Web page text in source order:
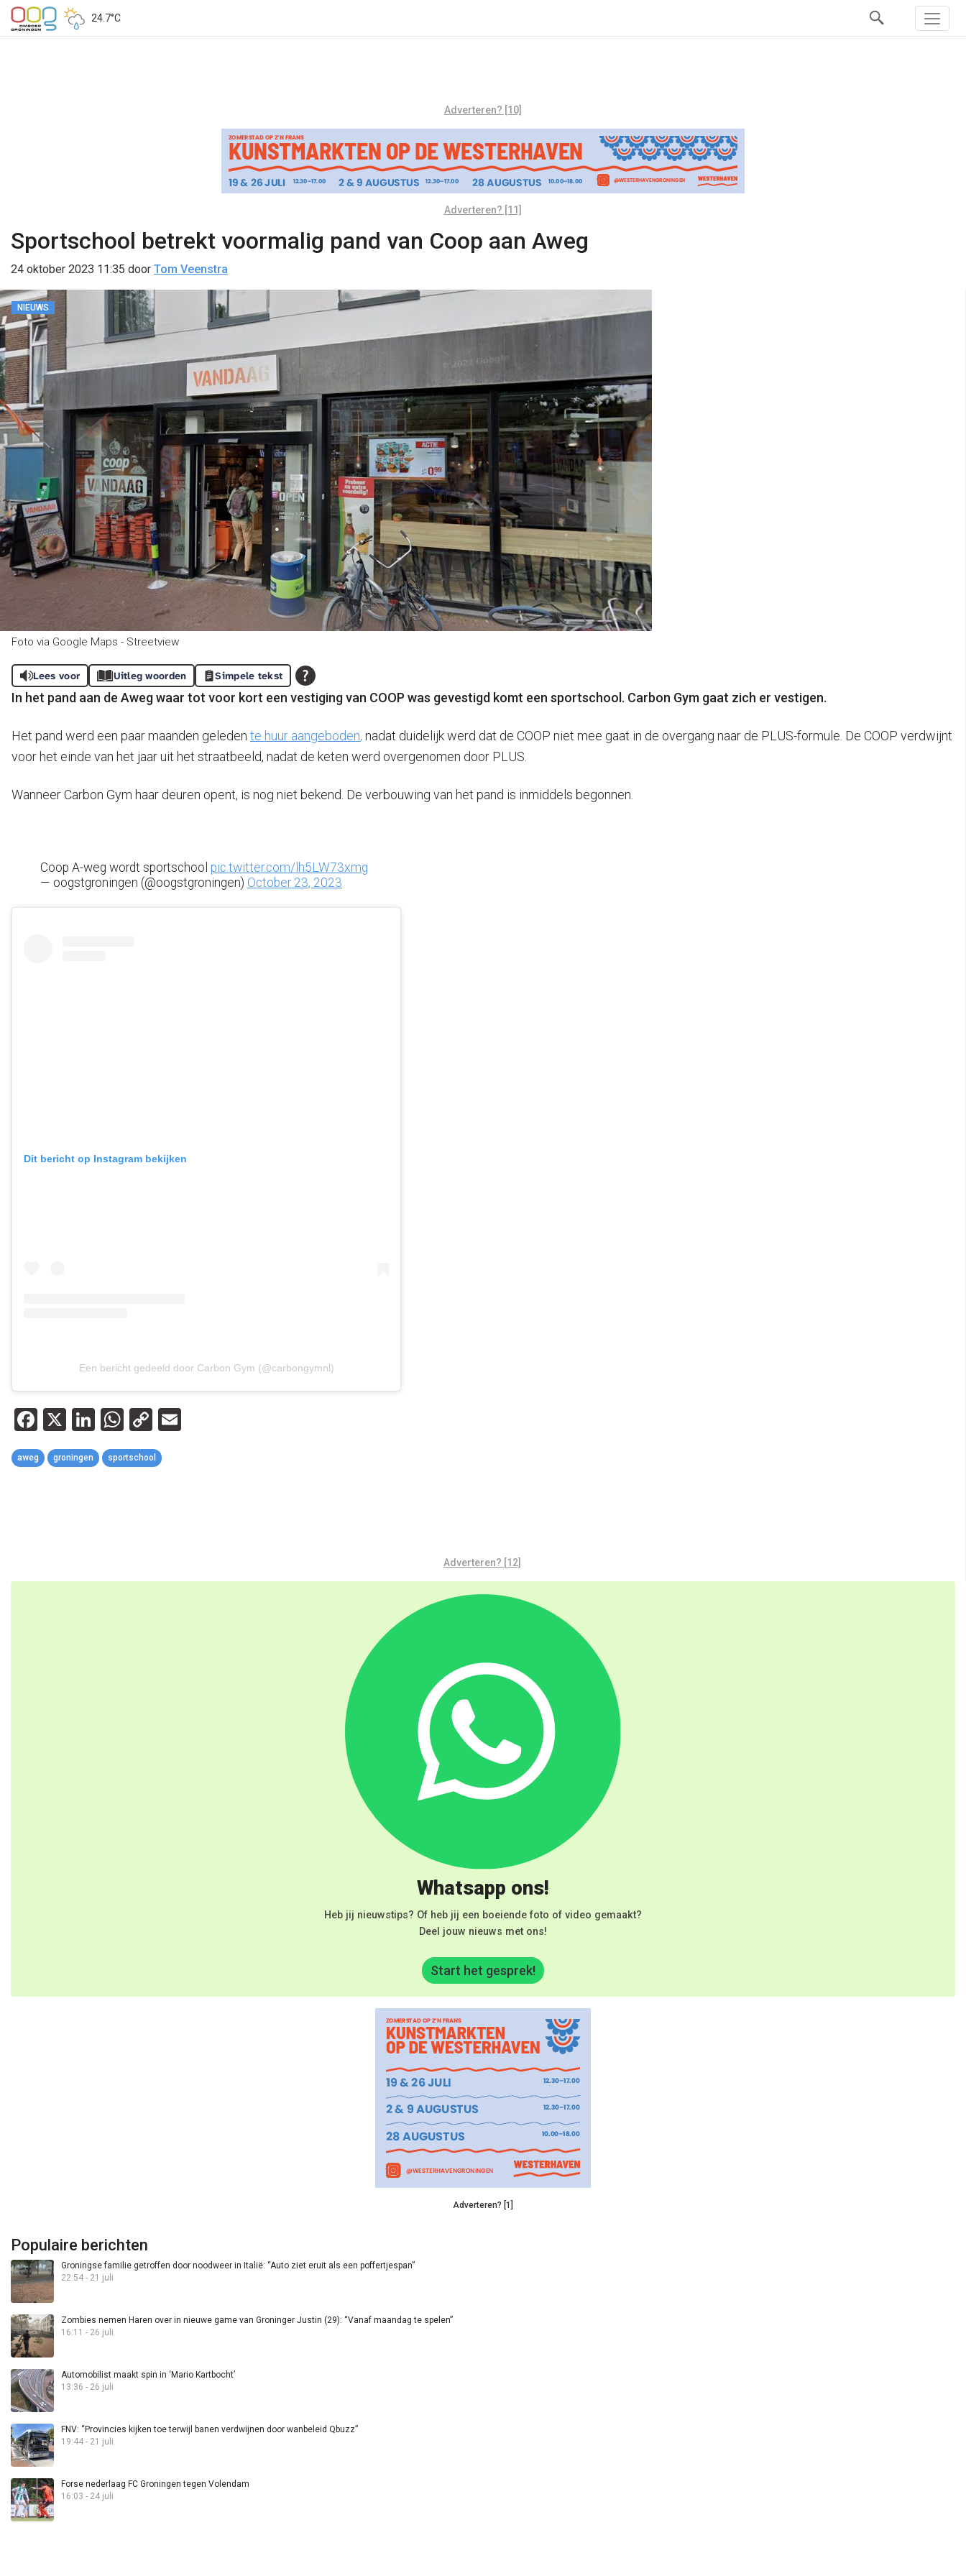
24.7°C
Adverteren? [10]
Adverteren? [11]
Sportschool betrekt voormalig pand van Coop aan Aweg
24 oktober 2023 11:35 door Tom Veenstra
NIEUWS
Foto via Google Maps - Streetview
Lees voor Uitleg woorden Simpele tekst
In het pand aan de Aweg waar tot voor kort een vestiging van COOP was gevestigd komt een sportschool. Carbon Gym gaat zich er vestigen.
Het pand werd een paar maanden geleden te huur aangeboden, nadat duidelijk werd dat de COOP niet mee gaat in de overgang naar de PLUS-formule. De COOP verdwijnt
voor het einde van het jaar uit het straatbeeld, nadat de keten werd overgenomen door PLUS.
Wanneer Carbon Gym haar deuren opent, is nog niet bekend. De verbouwing van het pand is inmiddels begonnen.
Coop A-weg wordt sportschool pic.twitter.com/lh5LW73xmg
— oogstgroningen (@oogstgroningen) October 23, 2023
Dit bericht op Instagram bekijken
Een bericht gedeeld door Carbon Gym (@carbongymnl)
Facebook
X LinkedIn
WhatsApp
Copy
Link
aweg groningen sportschool
Adverteren? [12]
Whatsapp ons!
Heb jij nieuwstips? Of heb jij een boeiende foto of video gemaakt?
Deel jouw nieuws met ons!
Start het gesprek!
Adverteren? [1]
Populaire berichten
Groningse familie getroffen door noodweer in Italië: “Auto ziet eruit als een poffertjespan”
22:54 - 21 juli
Zombies nemen Haren over in nieuwe game van Groninger Justin (29): “Vanaf maandag te spelen”
16:11 - 26 juli
Automobilist maakt spin in ‘Mario Kartbocht’
13:36 - 26 juli
FNV: “Provincies kijken toe terwijl banen verdwijnen door wanbeleid Qbuzz”
19:44 - 21 juli
Forse nederlaag FC Groningen tegen Volendam
16:03 - 24 juli